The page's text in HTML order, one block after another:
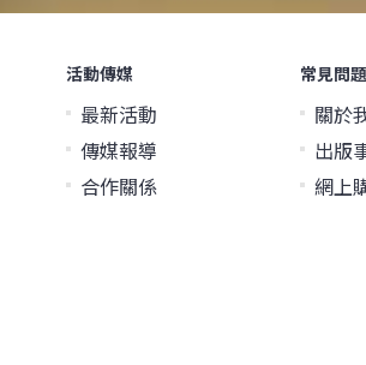
活動傳媒
最新活動
傳媒報導
合作關係
常見問題
關於
出版
網上